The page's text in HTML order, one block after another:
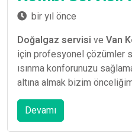
bir yıl önce
Doğalgaz servisi ve Van
için profesyonel çözümler
ısınma konforunuzu
altına almak bizim
Devamı